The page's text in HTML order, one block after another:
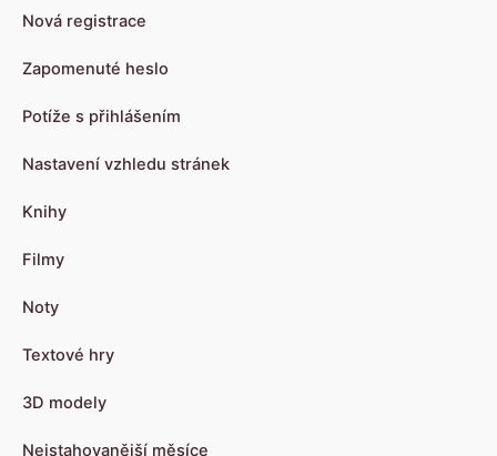
Nová registrace
Zapomenuté heslo
Potíže s přihlášením
Nastavení vzhledu stránek
Knihy
Filmy
Noty
Textové hry
3D modely
Nejstahovanější měsíce